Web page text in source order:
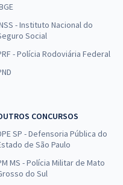
- Instituto Nacional do
Social
- Polícia Rodoviária Federal
CONCURSOS
SP - Defensoria Pública do
de São Paulo
MS - Polícia Militar de Mato
do Sul